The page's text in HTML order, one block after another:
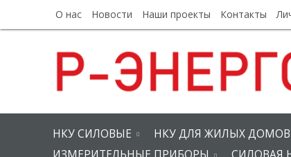
О нас Новости Наши проекты Контакты
НКУ СИЛОВЫЕ НКУ ДЛЯ ЖИЛЫХ ДОМОВ